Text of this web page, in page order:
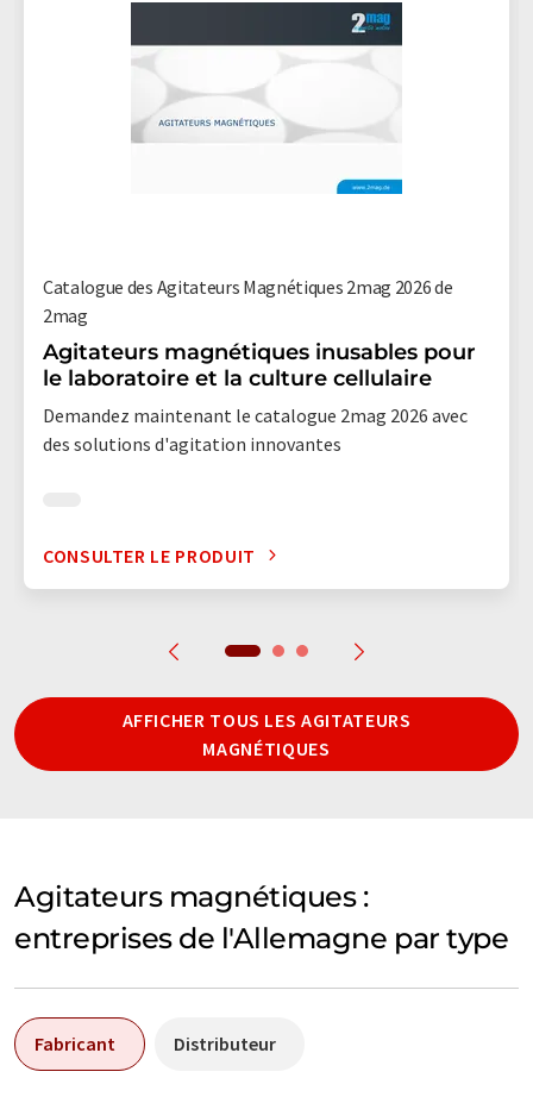
Catalogue des Agitateurs Magnétiques 2mag 2026 de
2mag
Agitateurs magnétiques inusables pour
le laboratoire et la culture cellulaire
Demandez maintenant le catalogue 2mag 2026 avec
des solutions d'agitation innovantes
CONSULTER LE PRODUIT
AFFICHER TOUS LES AGITATEURS
MAGNÉTIQUES
Agitateurs magnétiques :
entreprises de l'Allemagne par type
Fabricant Distributeur